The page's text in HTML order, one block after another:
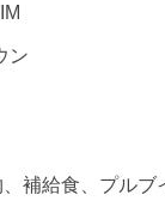
ン
補給食、プル